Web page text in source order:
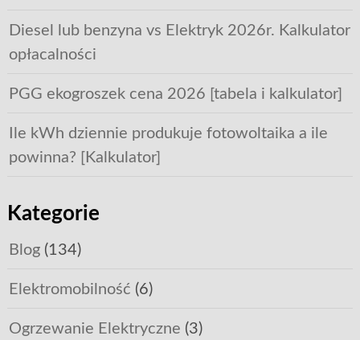
Diesel lub benzyna vs Elektryk 2026r. Kalkulator
opłacalności
PGG ekogroszek cena 2026 [tabela i kalkulator]
Ile kWh dziennie produkuje fotowoltaika a ile
powinna? [Kalkulator]
Kategorie
Blog(134)
Elektromobilność (6)
Ogrzewanie Elektryczne (3)